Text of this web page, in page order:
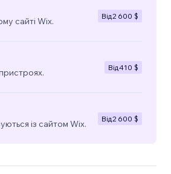
сайті Wix.
Від2 600 $
Від410 $
із сайтом Wix.
Від2 600 $